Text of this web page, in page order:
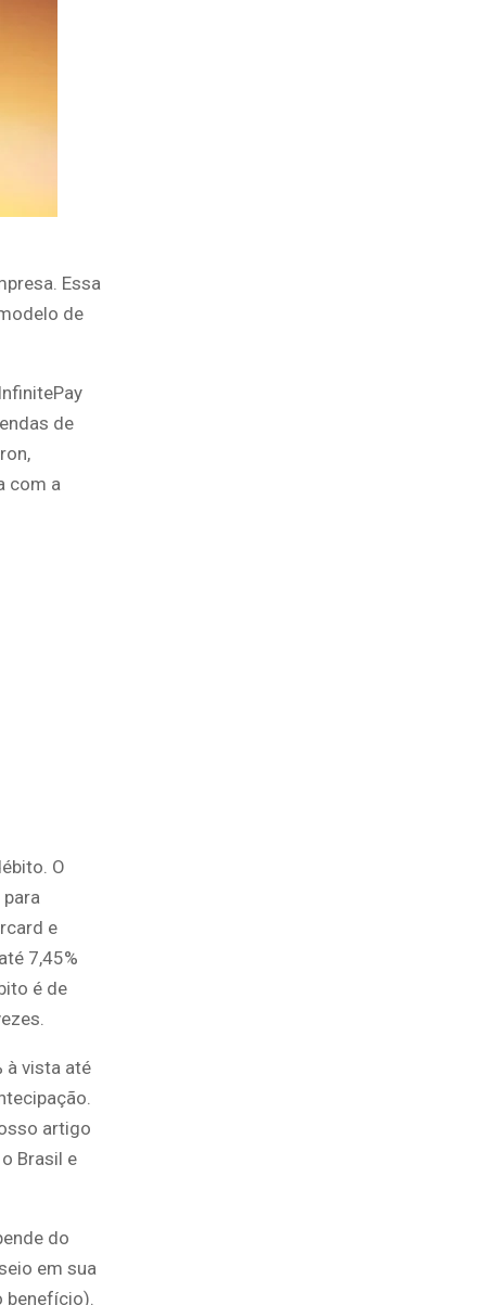
Essa
de
de
com a
O
e
7,45%
é de
à vista até
artigo
Brasil e
do
em sua
benefício).